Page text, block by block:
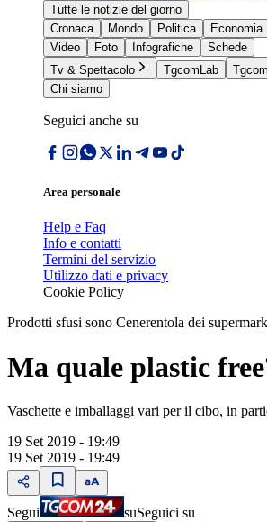
Tutte le notizie del giorno
Cronaca
Mondo Politica Economia
Video
Foto Infografiche
Schede
Tv & Spettacolo
TgcomLab
Chi siamo
Seguici anche su
Area personale
Help e Faq
Info e contatti
Termini del servizio
Utilizzo dati e privacy
Cookie Policy
Prodotti sfusi sono Cenerentola dei
Ma quale plastic
Vaschette e imballaggi vari per il cibo, in
19 Set 2019 - 19:49
19 Set 2019 - 19:49
Segui suSeguici su